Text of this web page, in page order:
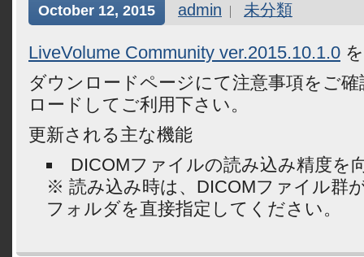
October 12, 2015 admin 未分類
LiveVolume Community ver.2015.10.1.0
ダウンロードページにて注意事項をご
ロードしてご利用下さい。
更新される主な機能
DICOMファイルの読み込み精度を
※ 読み込み時は、DICOMファイル群
フォルダを直接指定してください。